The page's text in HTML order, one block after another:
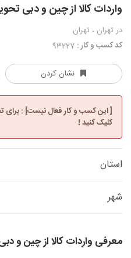
واردات کالا از چین و دبی
در تهران ، تهران
کد کسب و کار :
نشان کردن
[ این کسب و کار فعال نیست] : برای
کلیک کنید !
استان
شهر
معرفی واردات کالا از چین و